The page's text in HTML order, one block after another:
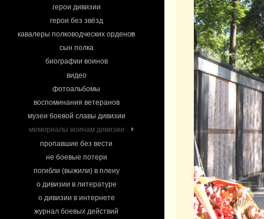
герои дивизии
герои без звёзд
кавалеры полководческих орденов
сын полка
биографии воинов
видео
фотоальбомы
воспоминания ветеранов
музеи боевой славы дивизии
мемориалы воинам дивизии
пропавшие без вести
не боевые потери
погибли (выжили) в плену
о дивизии в литературе
о дивизии в интернете
журнал боевых действий